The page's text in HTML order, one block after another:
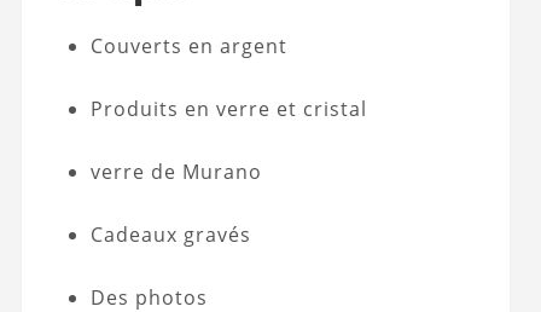
Couverts en argent
Produits en verre et cristal
verre de Murano
Cadeaux gravés
Des photos